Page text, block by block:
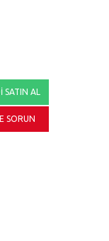
SATIN AL
SORUN